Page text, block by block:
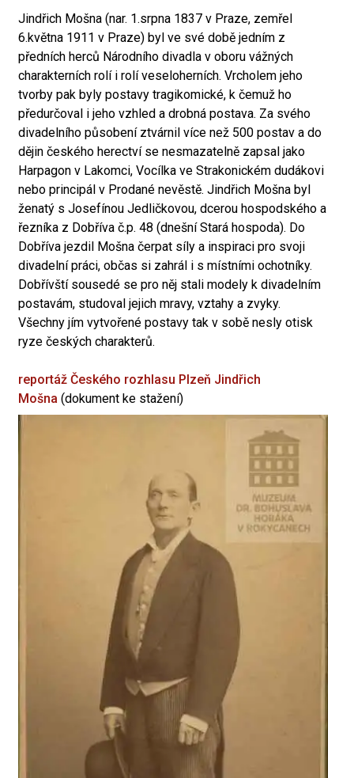
Jindřich Mošna (nar. 1.srpna 1837 v Praze, zemřel
6.května 1911 v Praze) byl ve své době jedním z
předních herců Národního divadla v oboru vážných
charakterních rolí i rolí veseloherních. Vrcholem jeho
tvorby pak byly postavy tragikomické, k čemuž ho
předurčoval i jeho vzhled a drobná postava. Za svého
divadelního působení ztvárnil více než 500 postav a do
dějin českého herectví se nesmazatelně zapsal jako
Harpagon v Lakomci, Vocílka ve Strakonickém dudákovi
nebo principál v Prodané nevěstě. Jindřich Mošna byl
ženatý s Josefínou Jedličkovou, dcerou hospodského a
řezníka z Dobříva č.p. 48 (dnešní Stará hospoda). Do
Dobříva jezdil Mošna čerpat síly a inspiraci pro svoji
divadelní práci, občas si zahrál i s místními ochotníky.
Dobřívští sousedé se pro něj stali modely k divadelním
postavám, studoval jejich mravy, vztahy a zvyky.
Všechny jím vytvořené postavy tak v sobě nesly otisk
ryze českých charakterů.
reportáž Českého rozhlasu Plzeň Jindřich
Mošna (dokument ke stažení)